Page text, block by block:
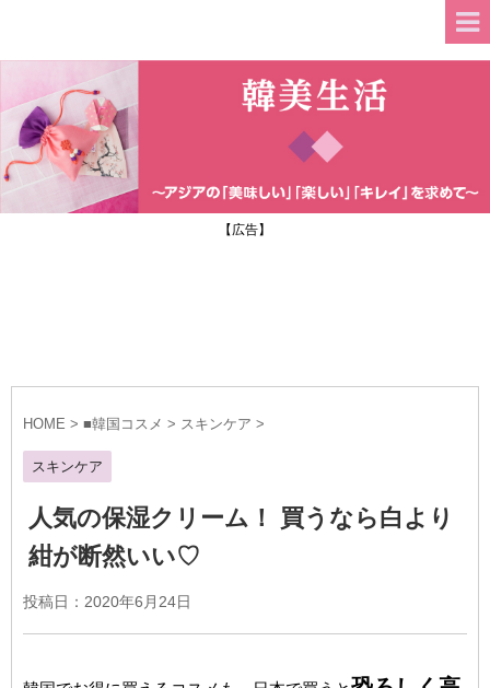
【広告】
HOME > ■韓国コスメ > スキンケア >
スキンケア
人気の保湿クリーム！ 買うなら白より
紺が断然いい♡
投稿日： 2020年6月24日